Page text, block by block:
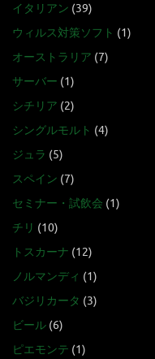
イタリアン (39)
ウィルス対策ソフト (1)
オーストラリア (7)
サーバー (1)
シチリア (2)
シングルモルト (4)
ジュラ (5)
スペイン (7)
セミナー・試飲会 (1)
チリ (10)
トスカーナ (12)
ノルマンディ (1)
バジリカータ (3)
ビール (6)
ピエモンテ (1)